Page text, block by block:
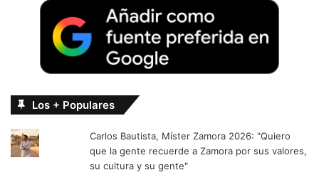
Los + Populares
Carlos Bautista, Míster Zamora 2026: "Quiero
que la gente recuerde a Zamora por sus valores,
su cultura y su gente"